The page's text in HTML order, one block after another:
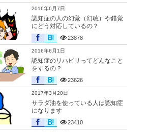
2016年6月7日
認知症の人の幻覚（幻聴）や錯覚
にどう対応しているの？
23878
2016年6月1日
認知症のリハビリってどんなこと
をするの？
23626
2017年3月20日
サラダ油を使っている人は認知症
になります
23410